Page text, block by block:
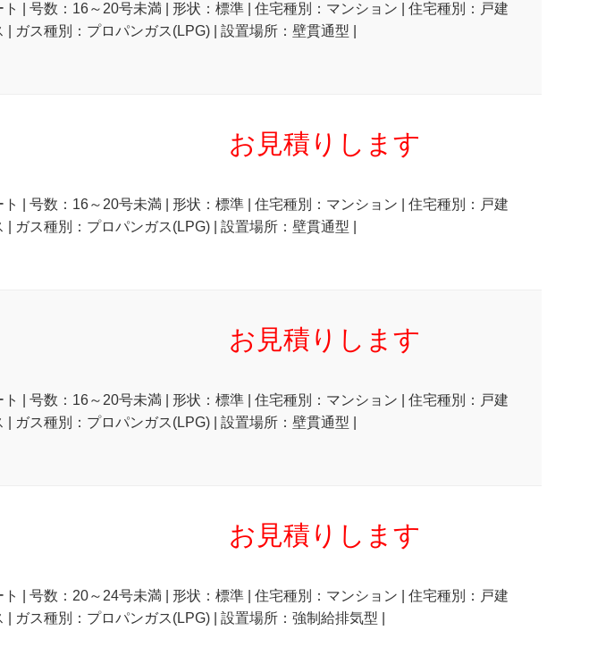
| 号数：16～20号未満 | 形状：標準 | 住宅種別：マンション | 住宅種別：戸建
ガス種別：プロパンガス(LPG) | 設置場所：壁貫通型 |
お見積りします
| 号数：16～20号未満 | 形状：標準 | 住宅種別：マンション | 住宅種別：戸建
ガス種別：プロパンガス(LPG) | 設置場所：壁貫通型 |
お見積りします
| 号数：16～20号未満 | 形状：標準 | 住宅種別：マンション | 住宅種別：戸建
ガス種別：プロパンガス(LPG) | 設置場所：壁貫通型 |
お見積りします
| 号数：20～24号未満 | 形状：標準 | 住宅種別：マンション | 住宅種別：戸建
ガス種別：プロパンガス(LPG) | 設置場所：強制給排気型 |